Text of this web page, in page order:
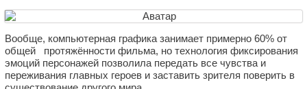
Вообще, компьютерная графика занимает примерно 60% от
общей протяжённости фильма, но технология фиксирования
эмоций персонажей позволила передать все чувства и
переживания главных героев и заставить зрителя поверить в